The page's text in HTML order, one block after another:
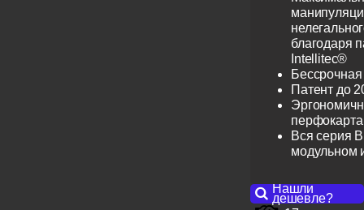
благодаря
Intellitec®
Патент до
перфокарта
Вся серия
модульном
Нашли
дешевле?